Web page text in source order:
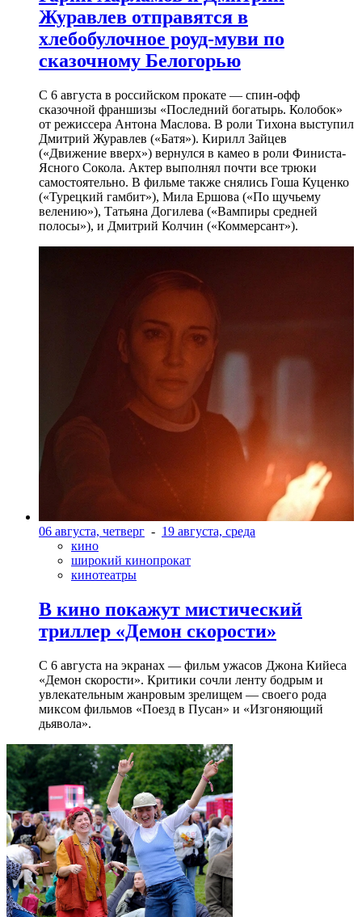
Журавлев отправятся в
хлебобулочное роуд-муви по
сказочному Белогорью
С 6 августа в российском прокате — спин-офф
сказочной франшизы «Последний богатырь. Колобок»
от режиссера Антона Маслова. В роли Тихона выступил
Дмитрий Журавлев («Батя»). Кирилл Зайцев
(«Движение вверх») вернулся в камео в роли Финиста-
Ясного Сокола. Актер выполнял почти все трюки
самостоятельно. В фильме также снялись Гоша Куценко
(«Турецкий гамбит»), Мила Ершова («По щучьему
велению»), Татьяна Догилева («Вампиры средней
полосы»), и Дмитрий Колчин («Коммерсант»).
06 августа, четверг - 19 августа, среда
кино
широкий кинопрокат
кинотеатры
В кино покажут мистический
триллер «Демон скорости»
С 6 августа на экранах — фильм ужасов Джона Кийеса
«Демон скорости». Критики сочли ленту бодрым и
увлекательным жанровым зрелищeм — своего рода
миксом фильмов «Поезд в Пусан» и «Изгоняющий
дьявола».